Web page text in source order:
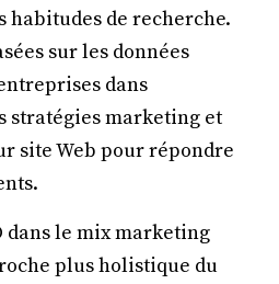
habitudes de recherche.
sur les données
dans
stratégies marketing et
site Web pour répondre
dans le mix marketing
plus holistique du